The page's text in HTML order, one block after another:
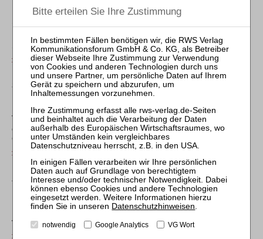
EuGH GA (Generalanwalt Jean Richard de la Tour),
Keine erschöpfende Aufzählung der Liste von
Schuldenkategorien („Instituto da Segurança Social u. a.“)
ZRI 2024, 215
Steuerrecht
Vorsteuerberichtigung bei der Organgesellschaft aufgrund
einer erfolgreichen Insolvenzanfechtung durch den
Organträger
Arbeitsrecht
BAG, Vorlagebeschl. v. 01.02.2024 – 2 AS 22/23 (A)
Unionsrechtliche Auslegung der Vorschrift über die Anzeige
von Massenentlassungen
Datenschutzhinweisen.
notwendig Google Analytics VG Wort